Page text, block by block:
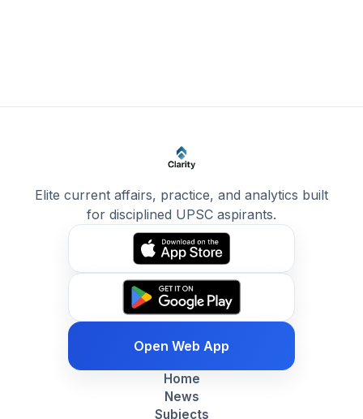
Elite current affairs, practice, and analytics built
for disciplined UPSC aspirants.
Open Web App
Home
News
Subjects